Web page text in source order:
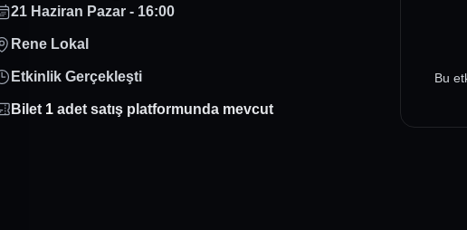
21 Haziran Pazar - 16:00
Rene Lokal
Etkinlik Gerçekleşti
Bilet 1 adet satış platformunda mevcut
Bu